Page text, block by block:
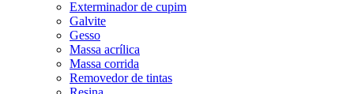
Exterminador de cupim
Galvite
Gesso
Massa acrílica
Massa corrida
Removedor de tintas